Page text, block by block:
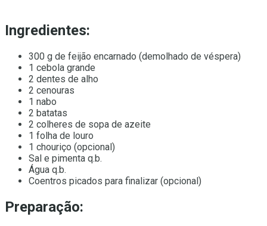
Ingredientes:
300 g de feijão encarnado (demolhado de véspera)
1 cebola grande
2 dentes de alho
2 cenouras
1 nabo
2 batatas
2 colheres de sopa de azeite
1 folha de louro
1 chouriço (opcional)
Sal e pimenta q.b.
Água q.b.
Coentros picados para finalizar (opcional)
Preparação: